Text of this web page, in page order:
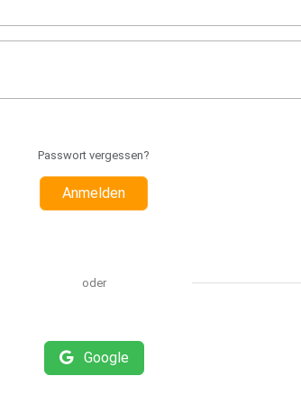
Passwort vergessen?
Anmelden
oder
Google